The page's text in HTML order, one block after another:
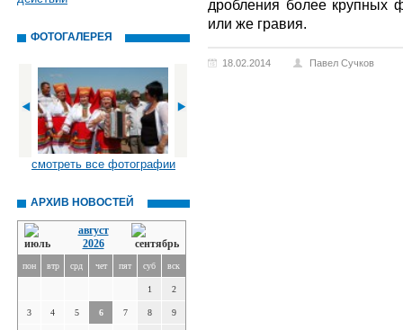
ФОТОГАЛЕРЕЯ
смотреть все фотографии
АРХИВ НОВОСТЕЙ
август
2026
пон втр срд чет пят суб вск
1 2
3 4 5 6 7 8 9
дробления более крупных
или же гравия.
18.02.2014 Павел Сучков